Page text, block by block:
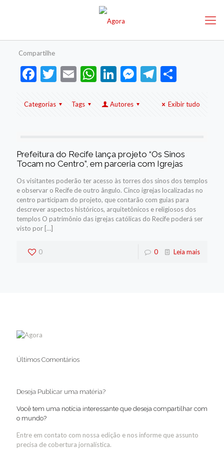
Compartilhe
Facebook
Twitter
EmailWhatsApp
LinkedIn
Messenger
Telegram
Share
Categorias Tags Autores Exibir tudo
Prefeitura do Recife lança projeto “Os Sinos
Tocam no Centro”, em parceria com Igrejas
Os visitantes poderão ter acesso às torres dos sinos dos templos
e observar o Recife de outro ângulo. Cinco igrejas localizadas no
centro participam do projeto, que contarão com guias para
descrever aspectos históricos, arquitetônicos e religiosos dos
templos O patrimônio das igrejas católicas do Recife poderá ser
visto por […]
0 0 Leia mais
Últimos Comentários
Deseja Publicar uma matéria?
Você tem uma notícia interessante que deseja compartilhar com
o mundo?
Entre em contato com nossa edição e nos informe que assunto
precisa de cobertura jornalística.